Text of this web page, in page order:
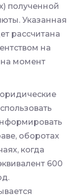
полученной
Указанная
рассчитана
на
момент
оборотах
когда
600